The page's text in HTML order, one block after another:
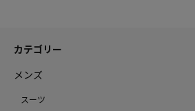
カテゴリー
メンズ
スーツ